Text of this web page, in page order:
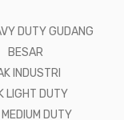
DUTY GUDANG
BESAR
INDUSTRI
LIGHT DUTY
MEDIUM DUTY